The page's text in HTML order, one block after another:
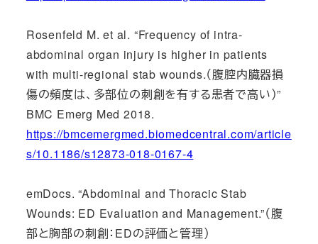
Rosenfeld M. et al. “Frequency of intra-
abdominal organ injury is higher in patients
with multi-regional stab wounds.（腹腔内臓器損
傷の頻度は、多部位の刺創を有する患者で高い）”
BMC Emerg Med 2018.
https://bmcemergmed.biomedcentral.com/article
s/10.1186/s12873-018-0167-4
emDocs. “Abdominal and Thoracic Stab
Wounds: ED Evaluation and Management.”（腹
部と胸部の刺創：EDの評価と管理）